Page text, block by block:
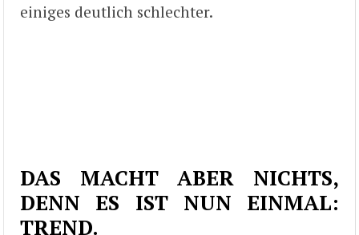
einiges deutlich schlechter.
DAS MACHT ABER NICHTS,
DENN ES IST NUN EINMAL:
TREND.